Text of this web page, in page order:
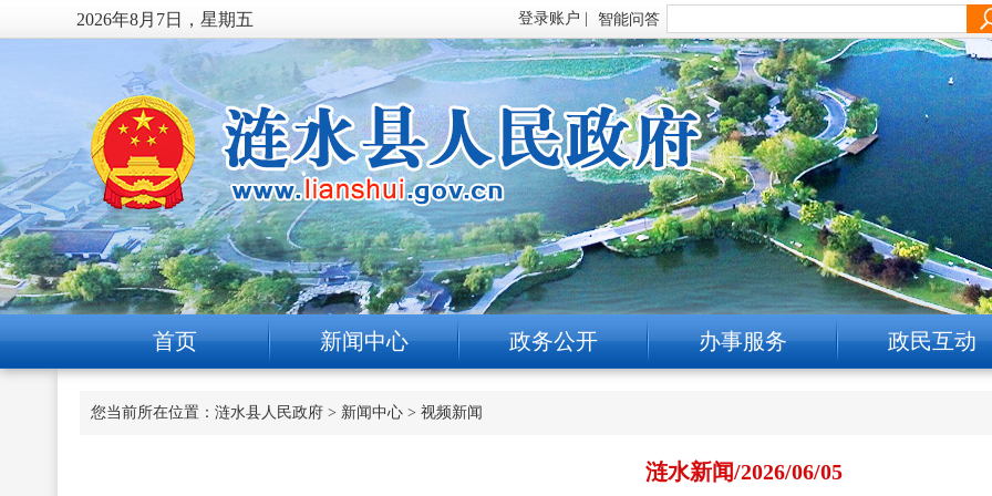
2026年8月7日，星期五 智能问答
首页 新闻中心 政务公开 办事服务 政民互动
您当前所在位置： 涟水县人民政府 > 新闻中心 > 视频新闻
涟水新闻/2026/06/05